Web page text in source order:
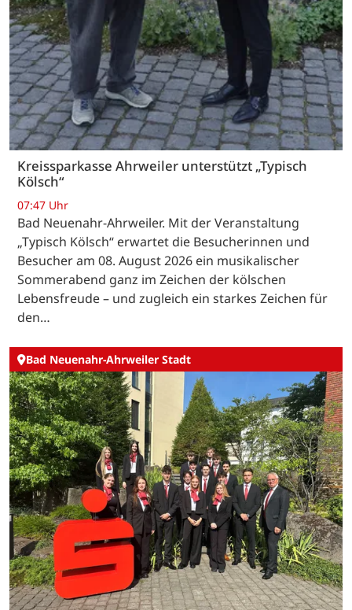
Kreissparkasse Ahrweiler unterstützt „Typisch
Kölsch“
07:47 Uhr
Bad Neuenahr-Ahrweiler. Mit der Veranstaltung
„Typisch Kölsch“ erwartet die Besucherinnen und
Besucher am 08. August 2026 ein musikalischer
Sommerabend ganz im Zeichen der kölschen
Lebensfreude – und zugleich ein starkes Zeichen für
den…
Bad Neuenahr-Ahrweiler Stadt